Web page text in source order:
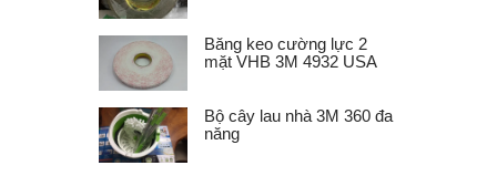
Băng keo cường lực 2
mặt VHB 3M 4932 USA
Bộ cây lau nhà 3M 360 đa
năng